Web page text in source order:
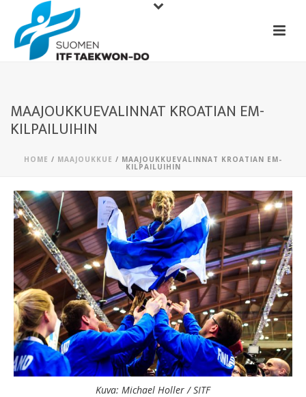
MAAJOUKKUEVALINNAT KROATIAN EM-
KILPAILUIHIN
HOME / MAAJOUKKUE / MAAJOUKKUEVALINNAT KROATIAN EM-
KILPAILUIHIN
Kuva: Michael Holler / SITF